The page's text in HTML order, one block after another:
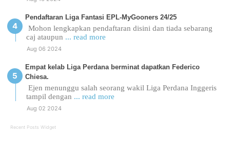
Pendaftaran Liga Fantasi EPL-MyGooners 24/25
Mohon lengkapkan pendaftaran disini dan tiada sebarang
caj ataupun ... read more
Aug 06 2024
Empat kelab Liga Perdana berminat dapatkan Federico
Chiesa.
Ejen menunggu salah seorang wakil Liga Perdana Inggeris
tampil dengan ... read more
Aug 02 2024
Recent Posts Widget